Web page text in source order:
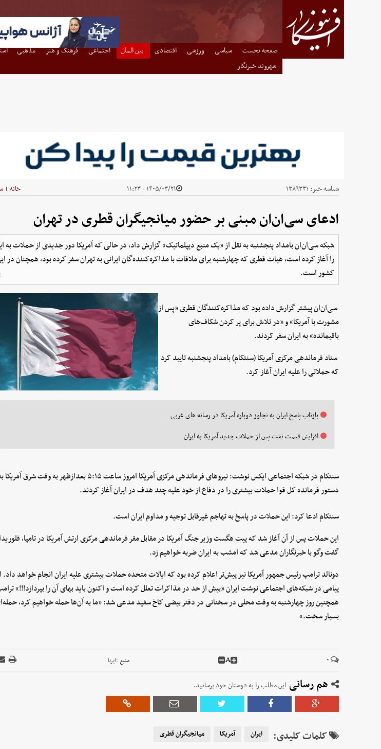
صفحه نخست سیاسی ورزشی اقتصادی بین الملل اجتماعی فرهنگ و هنر مذهبی
شهروند خبرنگار
شناسه خبر: ۱۳۸۹۳۳۱ ۱۴۰۵/۰۳/۲۱ - ۱۱:۲۳ خانه |
ادعای سی‌ان‌ان مبنی بر حضور میانجیگران قطری در تهران
شبکه سی‌ان‌ان بامداد پنجشنبه به نقل از «یک منبع دیپلماتیک» گزارش داد، در حالی که آمریکا دور جدیدی از حملات به
را آغاز کرده است، هیات قطری که چهارشنبه برای ملاقات با مذاکره‌کننده‌گان ایرانی به تهران سفر کرده بود، همچنان در
کشور است.
سی‌ان‌ان پیشتر گزارش داده بود که مذاکره‌کنندگان قطری «پس از
مشورت با آمریکا» و «در تلاش برای پر کردن شکاف‌های
باقیمانده» به ایران سفر کردند.
ستاد فرماندهی مرکزی آمریکا (سنتکام) بامداد پنجشنبه تایید کرد
که حملاتی را علیه ایران آغاز کرد.
بازتاب پاسخ ایران به تجاوز دوباره آمریکا در رسانه های غربی
افزایش قیمت نفت پس از حملات جدید آمریکا به ایران
سنتکام در شبکه اجتماعی ایکس نوشت: نیروهای فرماندهی مرکزی آمریکا امروز ساعت ۵:۱۵ بعدازظهر به وقت شرق
دستور فرمانده کل قوا حملات بیشتری را در دفاع از خود علیه چند هدف در ایران آغاز کردند.
سنتکام ادعا کرد: این حملات در پاسخ به تهاجم غیرقابل توجیه و مداوم ایران است.
این حملات پس از آن آغاز شد که پیت هگست وزیر جنگ آمریکا در مقابل مقر فرماندهی مرکزی ارتش آمریکا در تامپا،
گفت وگو با خبرنگاران مدعی شد که امشب به ایران ضربه خواهیم زد.
دونالد ترامپ رئیس جمهور آمریکا نیز پیش‌تر اعلام کرده بود که ایالات متحده حملات بیشتری علیه ایران انجام خواهد داد.
پیامی در شبکه‌های اجتماعی نوشت ایران «بیش از حد در مذاکرات تعلل کرده است و اکنون باید بهای آن را بپردازد!!!»
همچنین روز چهارشنبه به وقت محلی در سخنانی در دفتر بیضی کاخ سفید مدعی شد: «ما به آن‌ها حمله خواهیم کرد،
بسیار سخت.»
۰ A منبع :ایرنا
هم رسانی این مطلب را به دوستان خود برسانید.
کلمات کلیدی: ایران آمریکا میانجیگران قطری